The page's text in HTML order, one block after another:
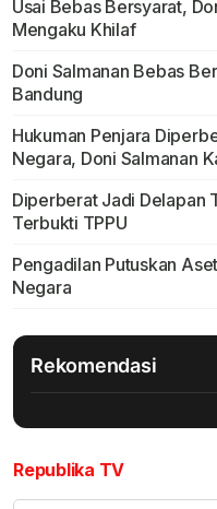
Usai Bebas Bersyarat,
Mengaku Khilaf
Doni Salmanan Bebas
Bandung
Hukuman Penjara
Negara, Doni Salmanan
Diperberat Jadi Delapan
Terbukti TPPU
Pengadilan Putuskan
Negara
Rekomendasi
Republika TV